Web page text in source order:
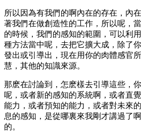
所以因為有我們的啊內在的存在，內
著我們在做創造性的工作，所以呢，
的時候，我們的感知的範圍，可以利
種方法當中呢，去把它擴大成，除了
發出或引導出，現在用你的肉體感官
慧，其他的知識來源。
那麽在討論到，怎麽樣去引導這些，
呢，或者新的感知的系統啊，或者直
能力，或者預知的能力，或者對未來
息的感知，是從哪裏來我剛才講過了
的。